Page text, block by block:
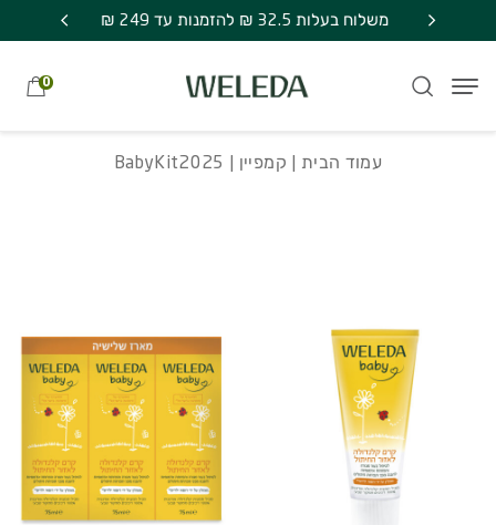
Skip to Content
משלוח בעלות 32.5 ₪ להזמנות עד 249 ₪
0
עמוד הבית קמפיין
BabyKit2025
בחזרה למעלה